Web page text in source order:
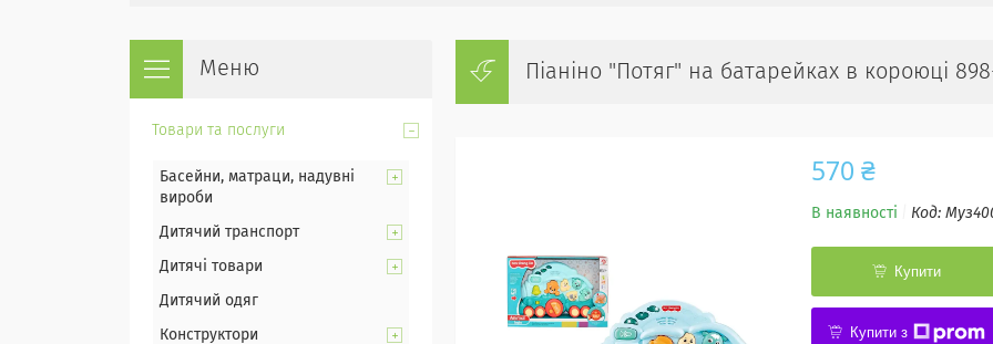
Піаніно "Потяг" на батарейках в короюці
570 ₴
В наявності Код:
Купити
Купити з
Товари та послуги
Басейни, матраци, надувні
вироби
Дитячий транспорт
Дитячі товари
Дитячий одяг
Конструктори